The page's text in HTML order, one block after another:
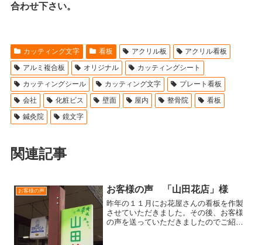
合わせ下さい。
カッティング文字 看板 アクリル板
アクリル看板
アルミ複合板
オリジナル
カッティングシート
カッティングシール
カッティング文字
プレート看板
会社
化粧ビス 壁面 屋内 整骨院
看板
鍼灸院
鏡文字
関連記事
お客様の声 お客様の声 「山田花店」様
昨年の１１月にお花屋さんの看板を作製
させていただきました。その後、お客様
の声を送っていただきましたのでご紹介